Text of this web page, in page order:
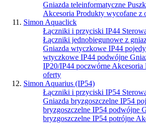
Gniazda teleinformatyczne
Akcesoria Produkty wycofane z
Simon Aquaclick
Łączniki i przyciski IP44
Łączniki jednobiegunowe z
Gniazda wtyczkowe IP44
wtyczkowe IP44 podwójne
IP20/IP44 poczwórne Akcesoria
oferty
Simon Aquarius (IP54)
Łączniki i przyciski IP54
Gniazda bryzgoszczelne IP54
bryzgoszczelne IP54 podwójne
bryzgoszczelne IP54 potrójne